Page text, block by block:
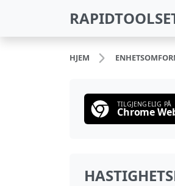
HJEM
TILGJENGELIG PÅ
Chrome